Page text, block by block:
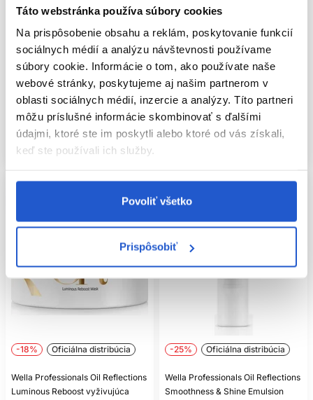
Táto webstránka používa súbory cookies
Na prispôsobenie obsahu a reklám, poskytovanie funkcií
sociálnych médií a analýzu návštevnosti používame
súbory cookie. Informácie o tom, ako používate naše
webové stránky, poskytujeme aj našim partnerom v
oblasti sociálnych médií, inzercie a analýzy. Títo partneri
môžu príslušné informácie skombinovať s ďalšími
údajmi, ktoré ste im poskytli alebo ktoré od vás získali,
keď ste používali ich služby.
Povoliť všetko
Prispôsobiť
AKÝ JE ROZDIEL MEDZI OLEJMI
LIGHT LUMINOUS A LUMINOUS
SMOOTHING?
Light Luminous Reflective Oil má ľahšiu textúru a je vhodný
najmä pre jemnejšie vlasy. Luminous Smoothing Oil môže
viac vyhovovať suchým, hustým alebo hrubším vlasom.
MÔŽEM OLEJ NANIESŤ AJ NA
končeky na uhladenie poletovania a zvýraznenie lesku.
MÔŽE VLASOVÝ OLEJ OPRAVIŤ
ROZŠTIEPENÉ KONČEKY?
Nie natrvalo. Olej môže končeky dočasne uhladiť a zlepšiť
ich vzhľad, trvalým riešením rozštiepených končekov je však
ZAŤAŽUJÚ PRODUKTY OIL
REFLECTIONS VLASY?
zaťažiť najmä pri použití príliš veľkého množstva masky
alebo oleja.
Wella Professionals Oil Reflections
hydratačný šampón na lesk vlasov
500ml
Wella Professionals
Starostlivosť podľa typu vlasov
21.75 €
16.30 €
Kúpiť
Skladom ㅤ
Wella Professionals Oil Reflections
hydratačný kondicionér na lesk
vlasov 200ml
Wella Professionals
Starostlivosť o farbené vlasy
18.50 €
14.50 €
Kúpiť
-18% Oficiálna distribúcia
Wella Professionals Oil Reflections
Luminous Reboost vyživujúca
-25% Oficiálna distribúcia
Wella Professionals Oil Reflections
Smoothness & Shine Emulsion